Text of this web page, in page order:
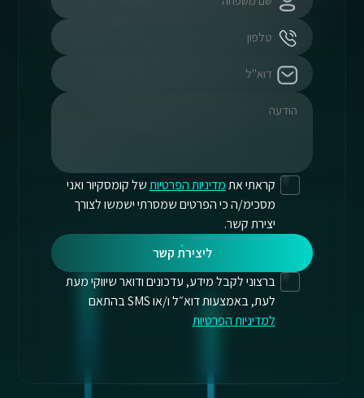
קראתי אתמדיניות הפרטיותשל קומסקיור ואני
מסכימ/ה כי הפרטים שמסרתי ישמשו לצורך
יצירת קשר.
ליצירת קשר
ברצוני לקבל מידע, עדכונים ודואר שיווקי מעת
לעת, באמצעות דוא״ל ו/או SMS בהתאם
למדיניות הפרטיות